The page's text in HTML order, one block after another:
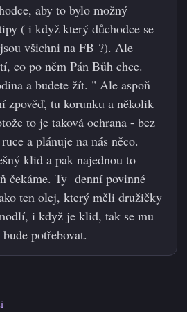
aby to bylo možný
( i když který důchodce se
všichni na FB ?). Ale
co po něm Pán Bůh chce.
a budete žít. " Ale aspoň
zpověď, tu korunku a několik
to je taková ochrana - bez
a plánuje na nás něco.
klid a pak najednou to
čekáme. Ty denní povinné
ten olej, který měli družičky
i když je klid, tak se mu
potřebovat.